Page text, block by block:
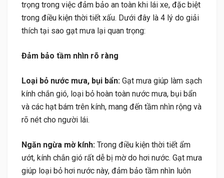
trọng trong việc đảm bảo an toàn khi lái xe, đặc biệt
trong điều kiện thời tiết xấu. Dưới đây là 4 lý do giải
thích tại sao gạt mưa lại quan trọng:
Đảm bảo tầm nhìn rõ ràng
Loại bỏ nước mưa, bụi bẩn: Gạt mưa giúp làm sạch
kính chắn gió, loại bỏ hoàn toàn nước mưa, bụi bẩn
và các hạt bám trên kính, mang đến tầm nhìn rộng và
rõ nét cho người lái.
Ngăn ngừa mờ kính: Trong điều kiện thời tiết ẩm
ướt, kính chắn gió rất dễ bị mờ do hơi nước. Gạt mưa
giúp loại bỏ hơi nước này, đảm bảo tầm nhìn luôn